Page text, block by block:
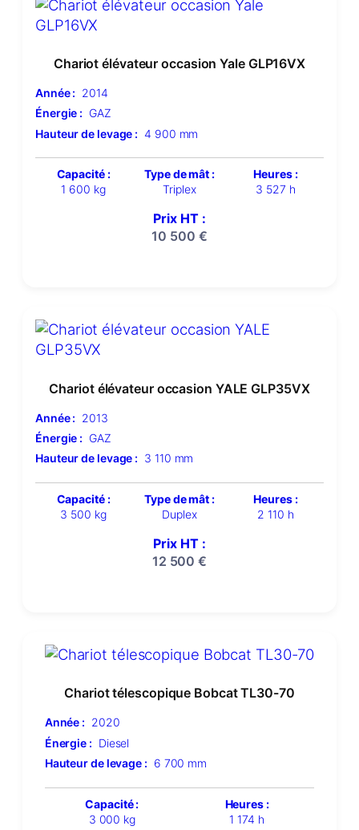
Chariot élévateur occasion Yale GLP16VX
Année : 2014
Énergie : GAZ
Hauteur de levage : 4 900 mm
Capacité :
1 600 kg
Type de mât :
Triplex
Heures :
3 527 h
Prix HT :
10 500 €
Chariot élévateur occasion YALE GLP35VX
Année : 2013
Énergie : GAZ
Hauteur de levage : 3 110 mm
Capacité :
3 500 kg
Type de mât :
Duplex
Heures :
2 110 h
Prix HT :
12 500€
Chariot télescopique Bobcat TL30-70
Année : 2020
Énergie : Diesel
Hauteur de levage : 6 700 mm
Capacité :
3 000 kg
Heures :
1 174 h